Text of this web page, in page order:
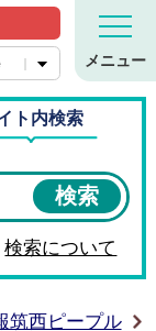
ームページ
メニュー
ト内検索
検索について
筑西ピープル